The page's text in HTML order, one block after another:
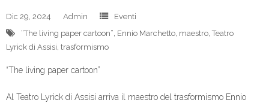
Dic 29, 2024 Admin
Eventi
“The living paper cartoon” Ennio Marchetto maestro ,Teatro
Lyrick di Assisi trasformismo
“The living paper cartoon”
Al Teatro Lyrick di Assisi arriva il maestro del trasformismo Ennio